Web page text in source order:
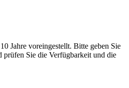
Jahre voreingestellt. Bitte geben Sie
prüfen Sie die Verfügbarkeit und die